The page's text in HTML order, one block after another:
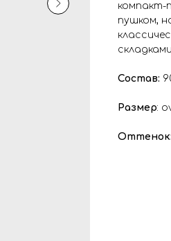
компакт-
пушком,
Состав:
Размер:
Оттенок: